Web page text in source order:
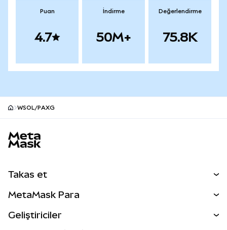
Puan
4.7
İndirme
50M+
Değerlendirme
75.8K
WSOL/PAXG
Takas et
Perps
MetaMask Para
Geliştiriciler